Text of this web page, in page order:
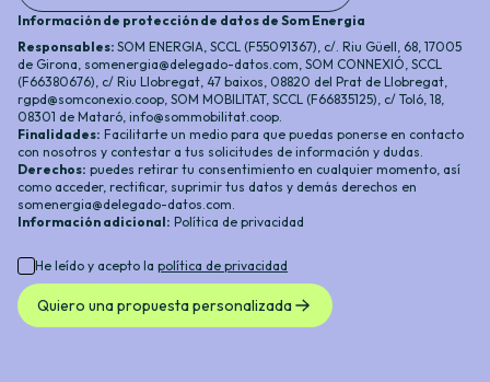
Información de protección de datos de Som Energia
Responsables: SOM ENERGIA, SCCL (F55091367), c/. Riu Güell, 68, 17005
de Girona, somenergia@delegado-datos.com SOM CONNEXIÓ, SCCL
(F66380676), c/ Riu Llobregat, 47 baixos, 08820 del Prat de Llobregat,
rgpd@somconexio.coop , SOM MOBILITAT, SCCL (F66835125), c/ Toló, 18,
08301 de Mataró, info@sommobilitat.coop
Finalidades: Facilitarte un medio para que puedas ponerse en contacto
con nosotros y contestar a tus solicitudes de información y dudas.
Derechos: puedes retirar tu consentimiento en cualquier momento, así
como acceder, rectificar, suprimir tus datos y demás derechos en
somenergia@delegado-datos.com
Información adicional: Política de privacidad
He leído y acepto la política de privacidad
Quiero una propuesta personalizada